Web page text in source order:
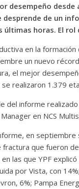
desempeño desde
desprende de un
horas. El rol
en la formación
un nuevo
el mejor
realizaron 1.379
del informe
en NCS
en septiembre
fractura que fueron
las que YPF
por Vista, con
6%; Pampa